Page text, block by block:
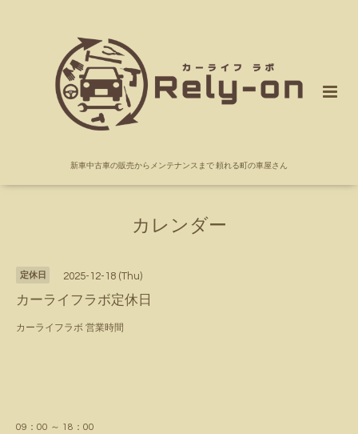
新車中古車の販売からメンテナンスまで 頼れる町の車屋さん
カレンダー
定休日 2025-12-18 (Thu)
カーライフラボ定休日
カーライフラボ 営業時間
09：00 ～ 18：00